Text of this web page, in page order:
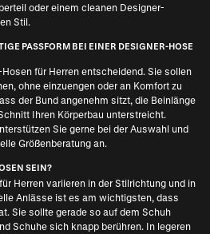
oder einem cleanen Designer-
Stil.
PASSFORM BEI EINER DESIGNER-HOSE
für Herren entscheidend. Sie sollen
ohne einzuengen oder an Komfort zu
der Bund angenehm sitzt, die Beinlänge
Ihren Körperbau unterstreicht.
Sie gerne bei der Auswahl und
Größenberatung an.
SEIN?
Herren variieren in der Stilrichtung und in
Anlässe ist es am wichtigsten, dass
Sie sollte gerade so auf dem Schuh
Schuhe sich knapp berühren. In legeren